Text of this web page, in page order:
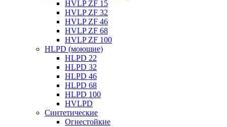
HVLP ZF 15
HVLP ZF 32
HVLP ZF 46
HVLP ZF 68
HVLP ZF 100
HLPD (моющие)
HLPD 22
HLPD 32
HLPD 46
HLPD 68
HLPD 100
HVLPD
Синтетические
Огнестойкие